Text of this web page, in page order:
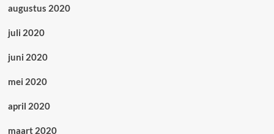
augustus 2020
juli 2020
juni 2020
mei 2020
april 2020
maart 2020